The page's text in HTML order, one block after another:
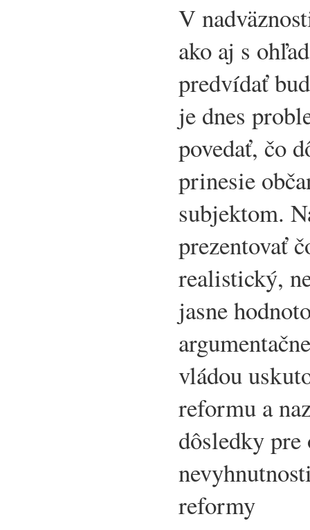
V
ako aj s
predvídať
je dnes
povedať, čo
prinesie
subjektom.
prezentovať
realistický,
jasne
vládou
reformu a
dôsledky
reformy